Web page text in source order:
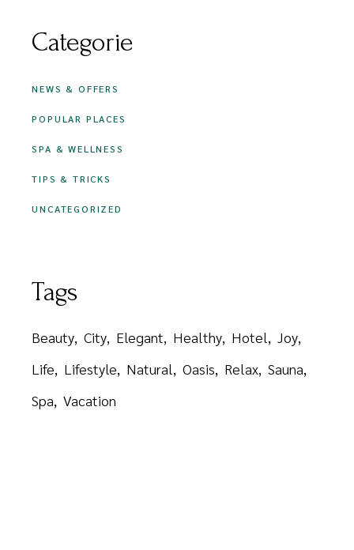
Categorie
NEWS & OFFERS
POPULAR PLACES
SPA & WELLNESS
TIPS & TRICKS
UNCATEGORIZED
Tags
Beauty City Elegant Healthy Hotel
Joy
Life
Lifestyle Natural Oasis Relax Sauna
Spa Vacation